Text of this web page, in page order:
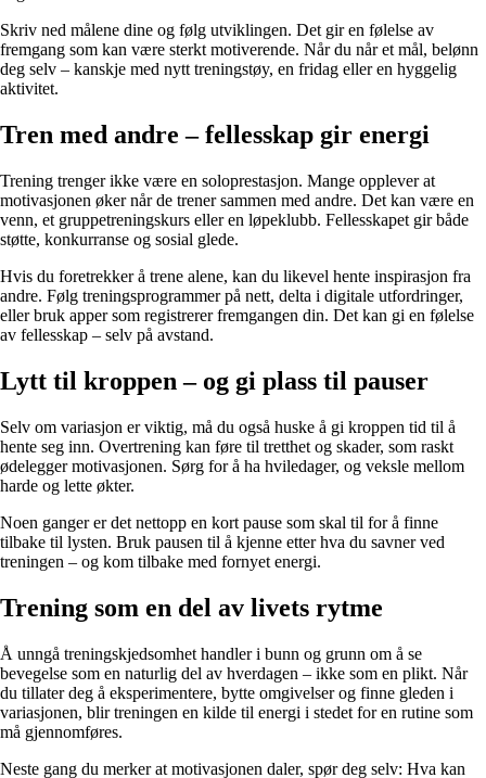
Skriv ned målene dine og følg utviklingen. Det gir en følelse av
fremgang som kan være sterkt motiverende. Når du når et mål, belønn
deg selv – kanskje med nytt treningstøy, en fridag eller en hyggelig
aktivitet.
Tren med andre – fellesskap gir energi
Trening trenger ikke være en soloprestasjon. Mange opplever at
motivasjonen øker når de trener sammen med andre. Det kan være en
venn, et gruppetreningskurs eller en løpeklubb. Fellesskapet gir både
støtte, konkurranse og sosial glede.
Hvis du foretrekker å trene alene, kan du likevel hente inspirasjon fra
andre. Følg treningsprogrammer på nett, delta i digitale utfordringer,
eller bruk apper som registrerer fremgangen din. Det kan gi en følelse
av fellesskap – selv på avstand.
Lytt til kroppen – og gi plass til pauser
Selv om variasjon er viktig, må du også huske å gi kroppen tid til å
hente seg inn. Overtrening kan føre til tretthet og skader, som raskt
ødelegger motivasjonen. Sørg for å ha hviledager, og veksle mellom
harde og lette økter.
Noen ganger er det nettopp en kort pause som skal til for å finne
tilbake til lysten. Bruk pausen til å kjenne etter hva du savner ved
treningen – og kom tilbake med fornyet energi.
Trening som en del av livets rytme
Å unngå treningskjedsomhet handler i bunn og grunn om å se
bevegelse som en naturlig del av hverdagen – ikke som en plikt. Når
du tillater deg å eksperimentere, bytte omgivelser og finne gleden i
variasjonen, blir treningen en kilde til energi i stedet for en rutine som
må gjennomføres.
Neste gang du merker at motivasjonen daler, spør deg selv: Hva kan